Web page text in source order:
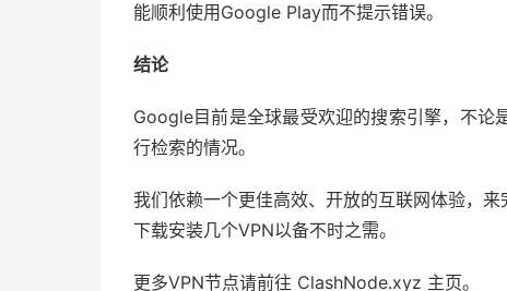
能顺利使用Google Play而不提示错误。
结论
Google目前是全球最受欢迎的搜索引擎，不论
行检索的情况。
我们依赖一个更佳高效、开放的互联网体验，
下载安装几个VPN以备不时之需。
更多VPN节点请前往 ClashNode.xyz 主页。